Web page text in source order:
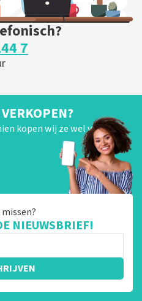
7
kopen wij ze wel van je!
NIEUWSBRIEF!